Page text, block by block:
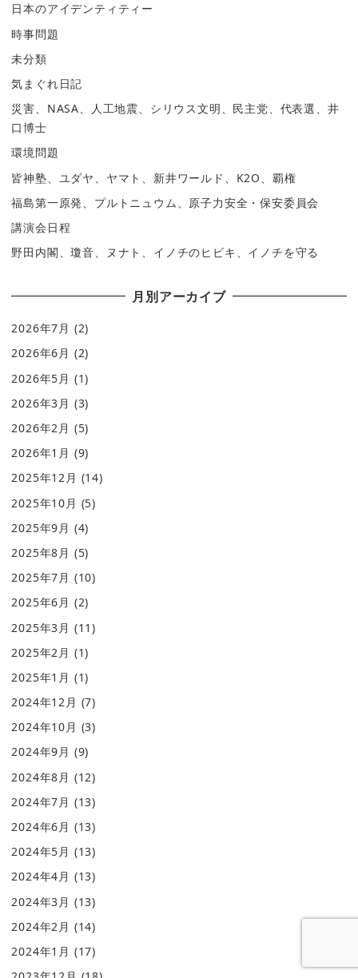
日本のアイデンティティー
時事問題
未分類
気まぐれ日記
災害、NASA、人工地震、シリウス文明、民主党、代表選、井
口博士
環境問題
皆神塾、ユダヤ、ヤマト、新井ワールド、K2O、覇権
福島第一原発、プルトニュウム、原子力安全・保安委員会
講演会日程
野田内閣、瓊音、ヌナト、イノチのヒビキ、イノチを守る
月別アーカイブ
2026年7月 (2)
2026年6月 (2)
2026年5月 (1)
2026年3月 (3)
2026年2月 (5)
2026年1月 (9)
2025年12月 (14)
2025年10月 (5)
2025年9月 (4)
2025年8月 (5)
2025年7月 (10)
2025年6月 (2)
2025年3月 (11)
2025年2月 (1)
2025年1月 (1)
2024年12月 (7)
2024年10月 (3)
2024年9月 (9)
2024年8月 (12)
2024年7月 (13)
2024年6月 (13)
2024年5月 (13)
2024年4月 (13)
2024年3月 (13)
2024年2月 (14)
2024年1月 (17)